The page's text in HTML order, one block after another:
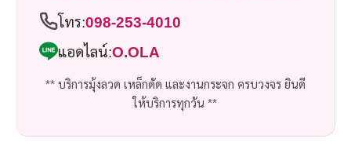
โทร:098-253-4010
แอดไลน์:O.OLA
** บริการมุ้งลวด เหล็กดัด และงานกระจก ครบวงจร ยินดี
ให้บริการทุกวัน **